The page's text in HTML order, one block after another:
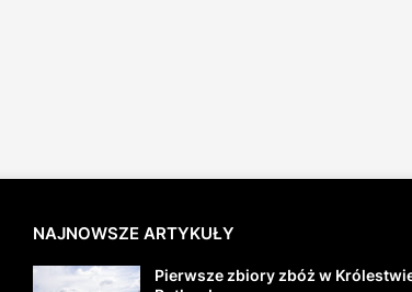
NAJNOWSZE ARTYKUŁY
Pierwsze zbiory zbóż w